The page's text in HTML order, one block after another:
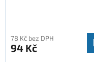
78 Kč bez DPH
94 Kč